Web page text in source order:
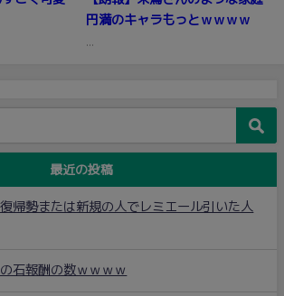
円満のキャラもっとｗｗｗｗ
...
最近の投稿
復帰勢または新規の人でレミエール引いた人
石報酬の数ｗｗｗｗ